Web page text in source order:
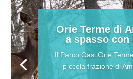
Orie Terme di
a spasso con
Il Parco Oasi Orie
piccola frazione di